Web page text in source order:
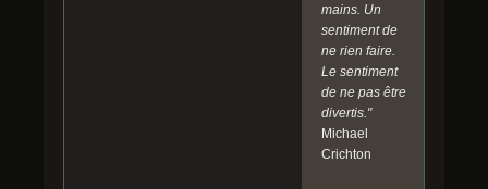
mains. Un
sentiment de
ne rien faire.
Le sentiment
de ne pas être
divertis."
Michael
Crichton